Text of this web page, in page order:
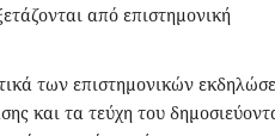
από επιστημονική
των επιστημονικών
και τα τεύχη του